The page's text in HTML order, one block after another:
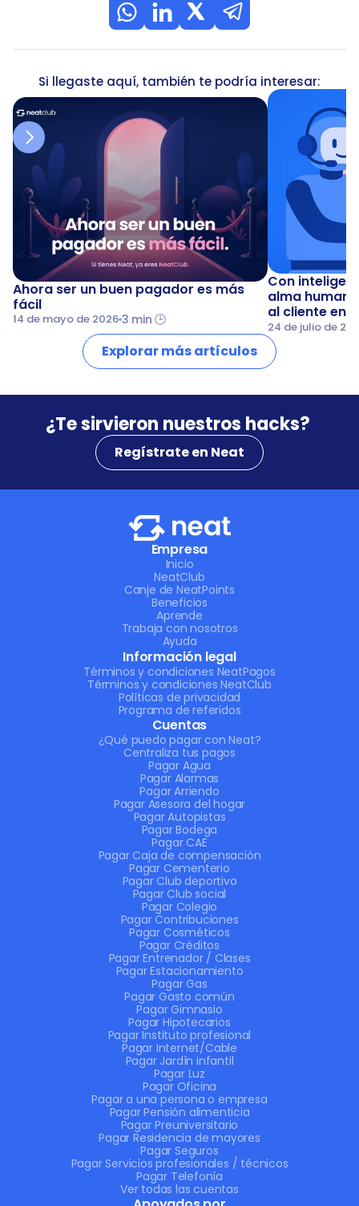
Si llegaste aquí, también te podría interesar:
Ahora ser un buen pagador es más
fácil
14 de mayo de 2026 3 min 🕒
Con
alma
al cliente en
24 de julio de
Explorar más artículos
¿Te sirvieron nuestros hacks?
Regístrate en Neat
Empresa
Inicio
NeatClub
Canje de NeatPoints
Beneficios
Aprende
Trabaja con nosotros
Ayuda
Información legal
Términos y condiciones NeatPagos
Términos y condiciones NeatClub
Políticas de privacidad
Programa de referidos
Cuentas
¿Qué puedo pagar con Neat?
Centraliza tus pagos
Pagar Agua
Pagar Alarmas
Pagar Arriendo
Pagar Asesora del hogar
Pagar Autopistas
Pagar Bodega
Pagar CAE
Pagar Caja de compensación
Pagar Cementerio
Pagar Club deportivo
Pagar Club social
Pagar Colegio
Pagar Contribuciones
Pagar Cosméticos
Pagar Créditos
Pagar Entrenador / Clases
Pagar Estacionamiento
Pagar Gas
Pagar Gasto común
Pagar Gimnasio
Pagar Hipotecarios
Pagar Instituto profesional
Pagar Internet/Cable
Pagar Jardín infantil
Pagar Luz
Pagar Oficina
Pagar a una persona o empresa
Pagar Pensión alimenticia
Pagar Preuniversitario
Pagar Residencia de mayores
Pagar Seguros
Pagar Servicios profesionales / técnicos
Pagar Telefonía
Ver todas las cuentas